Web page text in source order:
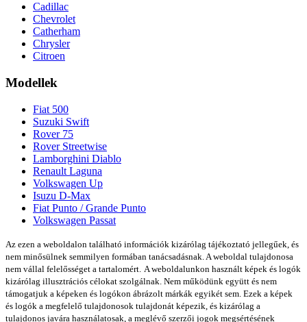
Cadillac
Chevrolet
Catherham
Chrysler
Citroen
Modellek
Fiat 500
Suzuki Swift
Rover 75
Rover Streetwise
Lamborghini Diablo
Renault Laguna
Volkswagen Up
Isuzu D-Max
Fiat Punto / Grande Punto
Volkswagen Passat
Az ezen a weboldalon található információk kizárólag tájékoztató jellegűek, és
nem minősülnek semmilyen formában tanácsadásnak. A weboldal tulajdonosa
nem vállal felelősséget a tartalomért. A weboldalunkon használt képek és logók
kizárólag illusztrációs célokat szolgálnak. Nem működünk együtt és nem
támogatjuk a képeken és logókon ábrázolt márkák egyikét sem. Ezek a képek
és logók a megfelelő tulajdonosok tulajdonát képezik, és kizárólag a
tulajdonos javára használatosak, a meglévő szerzői jogok megsértésének